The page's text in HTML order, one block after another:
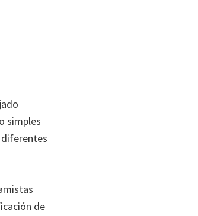
simples
de